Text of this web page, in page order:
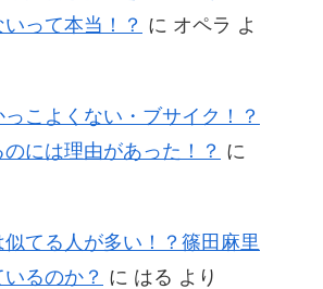
って本当！？ に オペラ よ
こよくない・ブサイク！？
には理由があった！？ に
てる人が多い！？篠田麻里
るのか？ に はる より